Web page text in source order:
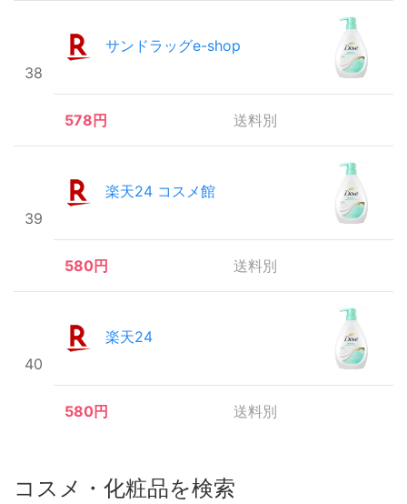
38
サンドラッグe-shop
578円 送料別
39
楽天24 コスメ館
580円 送料別
40
楽天24
580円 送料別
コスメ・化粧品を検索